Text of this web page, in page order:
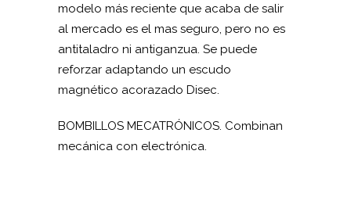
modelo más reciente que acaba de salir
al mercado es el mas seguro, pero no es
antitaladro ni antiganzua. Se puede
reforzar adaptando un escudo
magnético acorazado Disec.
BOMBILLOS MECATRÓNICOS. Combinan
mecánica con electrónica.